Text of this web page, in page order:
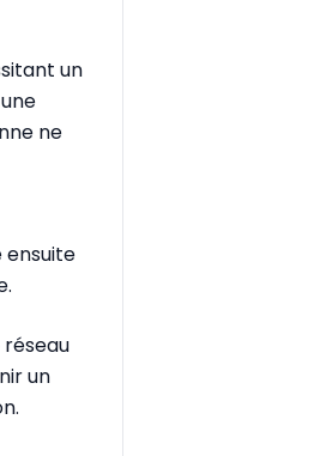
un
ne
ensuite
réseau
un